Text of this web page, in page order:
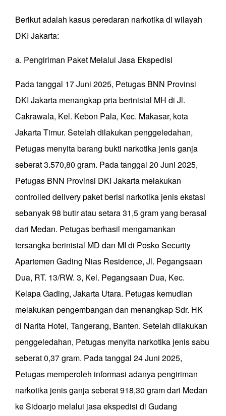
Berikut adalah kasus peredaran narkotika di wilayah
DKI Jakarta:
a. Pengiriman Paket Melalui Jasa Ekspedisi
Pada tanggal 17 Juni 2025, Petugas BNN Provinsi
DKI Jakarta menangkap pria berinisial MH di Jl.
Cakrawala, Kel. Kebon Pala, Kec. Makasar, kota
Jakarta Timur. Setelah dilakukan penggeledahan,
Petugas menyita barang bukti narkotika jenis ganja
seberat 3.570,80 gram. Pada tanggal 20 Juni 2025,
Petugas BNN Provinsi DKI Jakarta melakukan
controlled delivery paket berisi narkotika jenis ekstasi
sebanyak 98 butir atau setara 31,5 gram yang berasal
dari Medan. Petugas berhasil mengamankan
tersangka berinisial MD dan MI di Posko Security
Apartemen Gading Nias Residence, Jl. Pegangsaan
Dua, RT. 13/RW. 3, Kel. Pegangsaan Dua, Kec.
Kelapa Gading, Jakarta Utara. Petugas kemudian
melakukan pengembangan dan menangkap Sdr. HK
di Narita Hotel, Tangerang, Banten. Setelah dilakukan
penggeledahan, Petugas menyita narkotika jenis sabu
seberat 0,37 gram. Pada tanggal 24 Juni 2025,
Petugas memperoleh informasi adanya pengiriman
narkotika jenis ganja seberat 918,30 gram dari Medan
ke Sidoarjo melalui jasa ekspedisi di Gudang